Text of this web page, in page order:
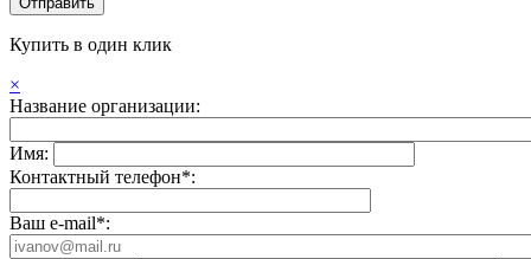
Купить в один клик
×
Название организации:
Имя:
Контактный телефон*:
Ваш e-mail*: